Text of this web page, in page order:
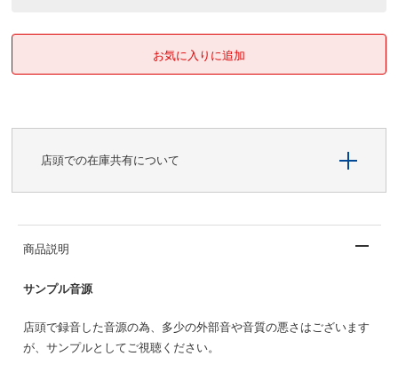
店頭での在庫共有について
商品説明
サンプル音源
店頭で録音した音源の為、多少の外部音や音質の悪さはございます
が、サンプルとしてご視聴ください。